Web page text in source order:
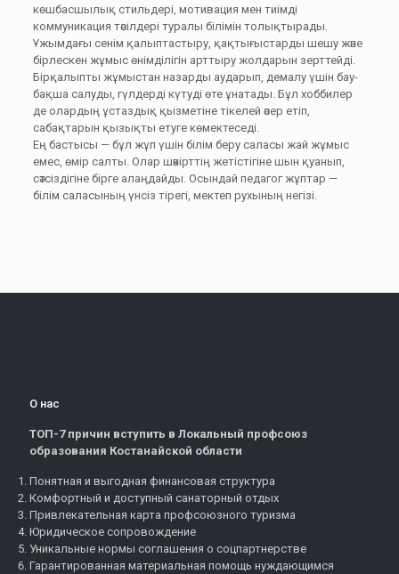
көшбасшылық стильдері, мотивация мен тиімді
коммуникация тәсілдері туралы білімін толықтырады.
Ұжымдағы сенім қалыптастыру, қақтығыстарды шешу және
бірлескен жұмыс өнімділігін арттыру жолдарын зерттейді.
Бірқалыпты жұмыстан назарды аударып, демалу үшін бау-
бақша салуды, гүлдерді күтуді өте ұнатады. Бұл хоббилер
де олардың ұстаздық қызметіне тікелей әсер етіп,
сабақтарын қызықты етуге көмектеседі.
Ең бастысы — бұл жұп үшін білім беру саласы жай жұмыс
емес, өмір салты. Олар шәкірттің жетістігіне шын қуанып,
сәтсіздігіне бірге алаңдайды. Осындай педагог жұптар —
білім саласының үнсіз тірегі, мектеп рухының негізі.
О нас
ТОП-7 причин вступить в Локальный профсоюз
образования Костанайской области
Понятная и выгодная финансовая структура
Комфортный и доступный санаторный отдых
Привлекательная карта профсоюзного туризма
Юридическое сопровождение
Уникальные нормы соглашения о соцпартнерстве
Гарантированная материальная помощь нуждающимся